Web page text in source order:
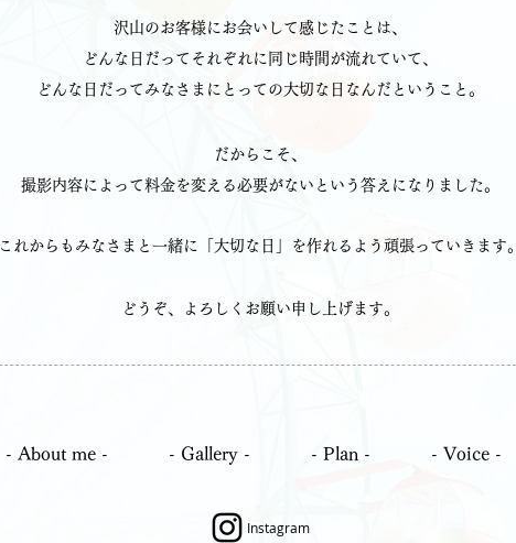
沢山のお客様にお会いして感じたことは、
どんな日だってそれぞれに同じ時間が流れていて、
どんな日だってみなさまにとっての大切な日なんだということ。
だからこそ、
撮影内容によって料金を変える必要がないという 答えになりました。
これからもみなさまと一緒に 「大切な日」を作れるよう頑張っていきます。
​どうぞ、よろしくお願い申し上げます。
- About me - - Gallery - - Plan - - Voice -
Instagram